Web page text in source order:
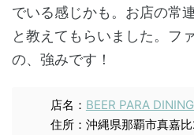
でいる感じかも。お店の常
と教えてもらいました。フ
の、強みです！
店名： BEER PARA
住所：沖縄県那覇市真嘉